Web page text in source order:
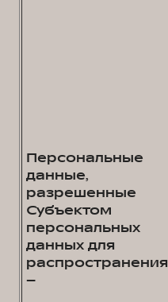
Персональные
данные,
разрешенные
Субъектом
персональных
данных для
распространения
–